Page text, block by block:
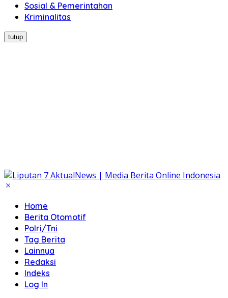
Sosial & Pemerintahan
Kriminalitas
tutup
Home
Berita Otomotif
Polri/Tni
Tag Berita
Lainnya
Redaksi
Indeks
Log In